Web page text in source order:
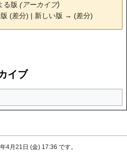
る版 (アーカイブ)
(差分) | 新しい版 → (差分)
イブ
4月21日 (金) 17:36 です。